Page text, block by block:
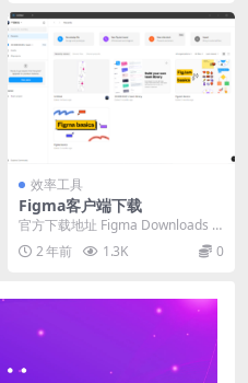
效率工具
Figma客户端下载
官方下载地址 Figma Downloads |
Web Design App ...
2 年前 1.3K 0